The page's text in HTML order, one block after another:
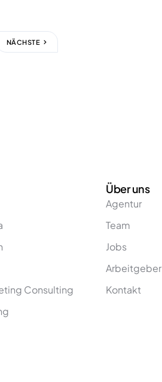
NÄCHSTE
Consulting
Über uns
Agentur
Team
Jobs
Arbeitgeber
Kontakt